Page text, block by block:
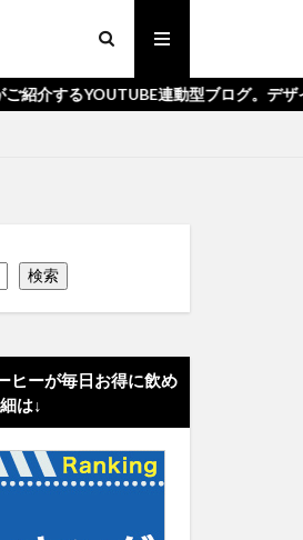
動型ブログ。デザインやアートな事な
検索
ヒーが毎日お得に飲め
は↓